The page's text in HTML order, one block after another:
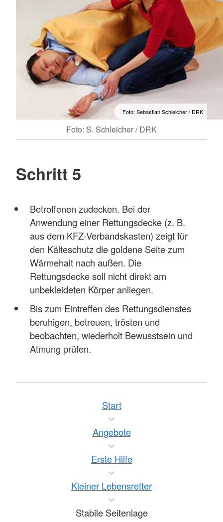
Foto: Sebastian Schleicher / DRK
Foto: S. Schleicher / DRK
Schritt 5
Betroffenen zudecken. Bei der
Anwendung einer Rettungsdecke (z. B.
aus dem KFZ-Verbandskasten) zeigt für
den Kälteschutz die goldene Seite zum
Wärmehalt nach außen. Die
Rettungsdecke soll nicht direkt am
unbekleideten Körper anliegen.
Bis zum Eintreffen des Rettungsdienstes
beruhigen, betreuen, trösten und
beobachten, wiederholt Bewusstsein und
Atmung prüfen.
Start
Angebote
Erste Hilfe
Kleiner Lebensretter
Stabile Seitenlage